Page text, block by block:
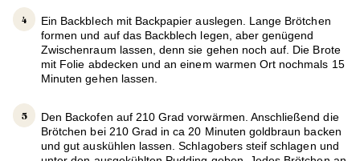
Ein Backblech mit Backpapier auslegen. Lange Brötchen
formen und auf das Backblech legen, aber genügend
Zwischenraum lassen, denn sie gehen noch auf. Die Brote
mit Folie abdecken und an einem warmen Ort nochmals 15
Minuten gehen lassen.
Den Backofen auf 210 Grad vorwärmen. Anschließend die
Brötchen bei 210 Grad in ca 20 Minuten goldbraun backen
und gut auskühlen lassen. Schlagobers steif schlagen und